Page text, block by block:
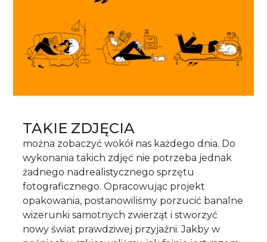
TAKIE ZDJĘCIA
można zobaczyć wokół nas każdego dnia. Do
wykonania takich zdjęć nie potrzeba jednak
żadnego nadrealistycznego sprzętu
fotograficznego. Opracowując projekt
opakowania, postanowiliśmy porzucić banalne
wizerunki samotnych zwierząt i stworzyć
nowy świat prawdziwej przyjaźni. Jakby w